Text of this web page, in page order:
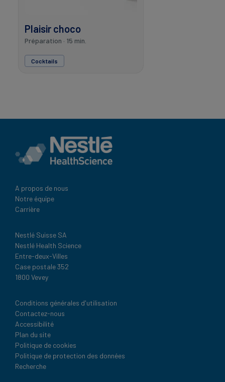
Plaisir choco
Préparation · 15 min.
Cocktails
A propos de nous
Notre équipe
Carrière
Nestlé Suisse SA
Nestlé Health Science
Entre-deux-Villes
Case postale 352
1800 Vevey
Legal
Conditions générales d'utilisation
Contactez-nous
Accessibilité
Plan du site
Politique de cookies
Politique de protection des données
Recherche